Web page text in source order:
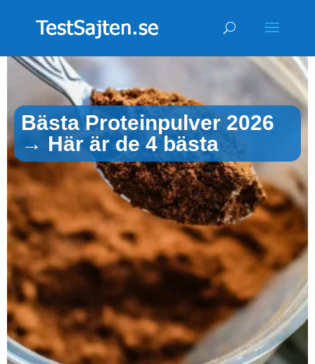
Bästa Proteinpulver 2026
→ Här är de 4 bästa